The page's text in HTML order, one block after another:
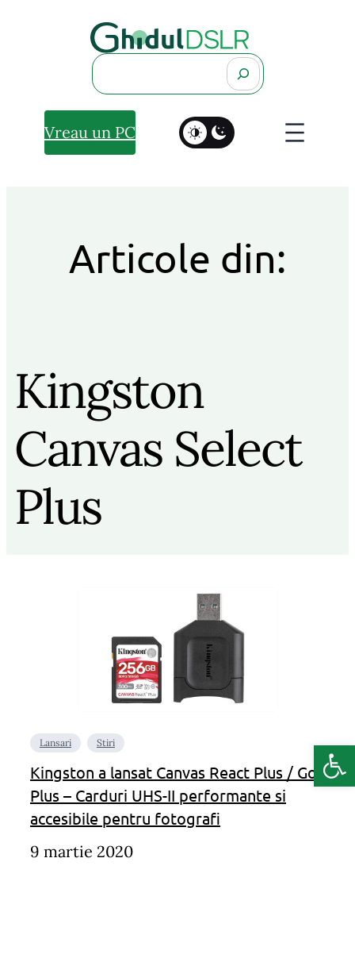
Search
Vreau un PC
Articole din:
Kingston
Canvas Select
Plus
Lansari Stiri
Kingston a lansat Canvas React Plus / Go
Plus – Carduri UHS-II performante si
accesibile pentru fotografi
9 martie 2020